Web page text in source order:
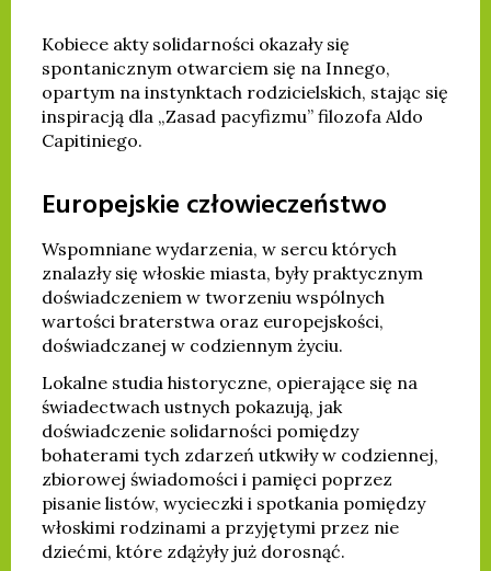
Kobiece akty solidarności okazały się
spontanicznym otwarciem się na Innego,
opartym na instynktach rodzicielskich, stając się
inspiracją dla „Zasad pacyfizmu” filozofa Aldo
Capitiniego.
Europejskie człowieczeństwo
Wspomniane wydarzenia, w sercu których
znalazły się włoskie miasta, były praktycznym
doświadczeniem w tworzeniu wspólnych
wartości braterstwa oraz europejskości,
doświadczanej w codziennym życiu.
Lokalne studia historyczne, opierające się na
świadectwach ustnych pokazują, jak
doświadczenie solidarności pomiędzy
bohaterami tych zdarzeń utkwiły w codziennej,
zbiorowej świadomości i pamięci poprzez
pisanie listów, wycieczki i spotkania pomiędzy
włoskimi rodzinami a przyjętymi przez nie
dziećmi, które zdążyły już dorosnąć.